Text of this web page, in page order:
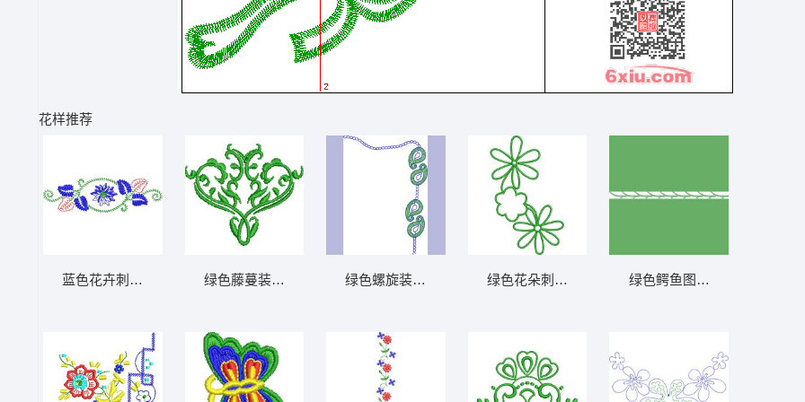
花样推荐
蓝色花卉刺绣图案 免费小花系列5千针以下绿色藤蔓装饰图案 免费小花系列5千针以下绿色螺旋装饰图案设计 免费小花系列5千针以绿色花朵刺绣图案 免费小花系列5千针以下
绿色鳄鱼图案重复排列 免费